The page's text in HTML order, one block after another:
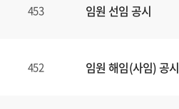
453 임원 선임 공시
452 임원 해임(사임) 공시